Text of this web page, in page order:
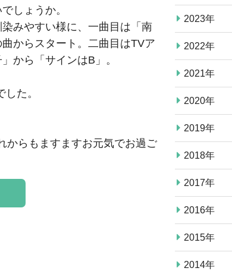
しょうか。
みやすい様に、一曲目は「南
からスタート。二曲目はTVア
から「サインはB」。
た。
からもますますお元気でお過ご
2023年
2022年
2021年
2020年
2019年
2018年
2017年
2016年
2015年
2014年